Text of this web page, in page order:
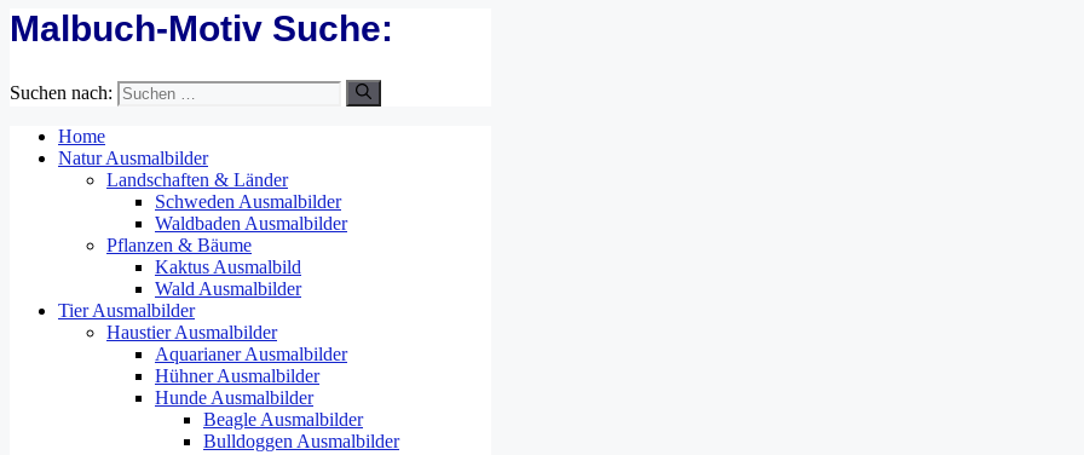
Malbuch-Motiv Suche:
Suchen nach:
Home
Natur Ausmalbilder
Landschaften & Länder
Schweden Ausmalbilder
Waldbaden Ausmalbilder
Pflanzen & Bäume
Kaktus Ausmalbild
Wald Ausmalbilder
Tier Ausmalbilder
Haustier Ausmalbilder
Aquarianer Ausmalbilder
Hühner Ausmalbilder
Hunde Ausmalbilder
Beagle Ausmalbilder
Bulldoggen Ausmalbilder